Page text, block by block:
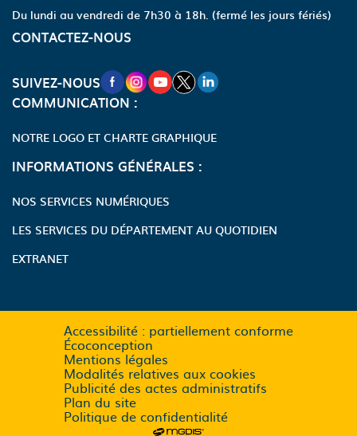
Du lundi au vendredi de 7h30 à 18h. (fermé les jours fériés)
CONTACTEZ-NOUS
SUIVEZ-NOUSNOUVELLE FENÊTRE VERS LA PAGE
NOUVELLE FENÊTRE VERS LA
NOUVELLE FENÊTRE VERS LA
NOUVELLE FENÊTRE VERS
NOUVELLE FENÊTRE
COMMUNICATION :
NOTRE LOGO ET CHARTE GRAPHIQUE
INFORMATIONS GÉNÉRALES :
NOS SERVICES NUMÉRIQUES
LES SERVICES DU DÉPARTEMENT AU QUOTIDIEN
EXTRANET
Accessibilité : partiellement conforme
Écoconception
Mentions légales
Modalités relatives aux cookies
Publicité des actes administratifs
Plan du site
Politique de confidentialité